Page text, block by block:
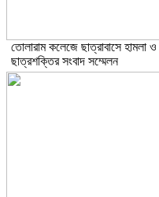
তোলারাম কলেজে ছাত্রাবাসে হামলা
ছাত্রশক্তির সংবাদ সম্মেলন